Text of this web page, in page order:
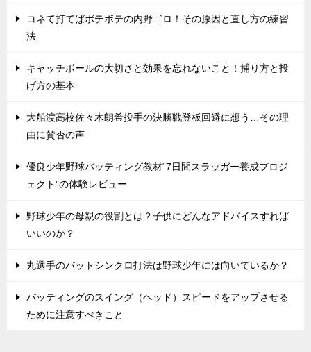
コネて打てばボテボテの内野ゴロ！その原因と直し方の練習
法
キャッチボールの大切さと効果を忘れないこと！捕り方と投
げ方の基本
大船渡高校佐々木朗希投手の決勝戦登板回避に想う…その理
由に賛否の声
優良少年野球バッティング教材“7日間スラッガー養成プロジ
ェクト”の体験レビュー
野球少年の母親の役割とは？子供にどんなアドバイスすれば
いいのか？
丸選手のバットシンクロ打法は野球少年には向いているか？
バッティングのスイング（ヘッド）スピードをアップさせる
ために注意すべきこと